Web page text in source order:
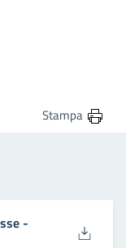
Facebook
su Twitter
pagina su Linkedin
questa pagina via
Stampa
-